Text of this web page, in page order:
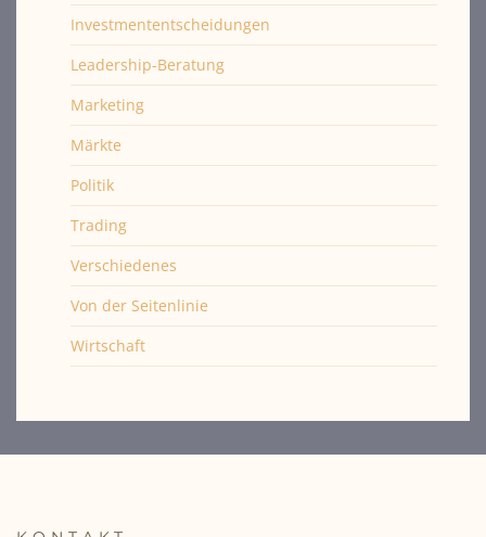
Investmententscheidungen
Leadership-Beratung
Marketing
Märkte
Politik
Trading
Verschiedenes
Von der Seitenlinie
Wirtschaft